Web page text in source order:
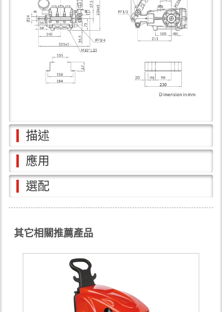
描述
應用
選配
其它相關推薦產品